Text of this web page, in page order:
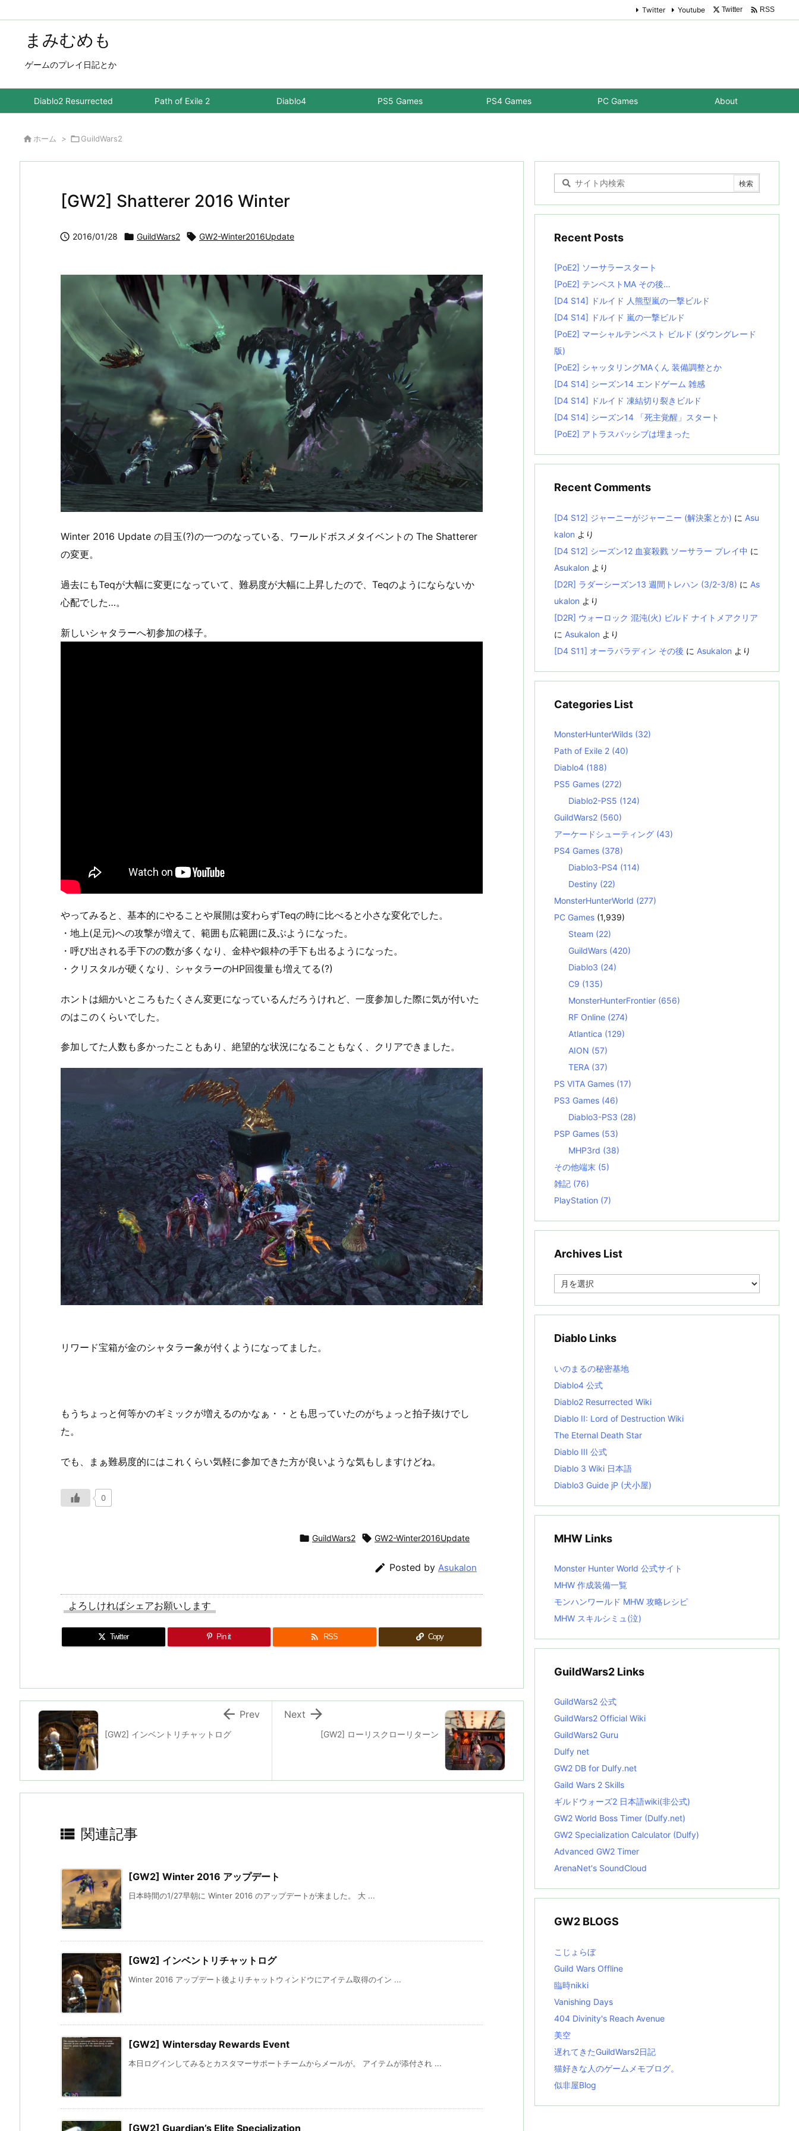
まみむめも
ゲームのプレイ日記とか
Diablo2 Resurrected Path of Exile 2 Diablo4 PS5 Games PS4 Games PC Games About
Twitter Youtube Twitter  RSS
 ホーム > GuildWars2
[GW2] Shatterer 2016 Winter
 2016/01/28  GuildWars2  GW2-Winter2016Update
Winter 2016 Update の目玉(?)の一つのなっている、ワールドボスメタイベントの The Shatterer
の変更。
過去にもTeqが大幅に変更になっていて、難易度が大幅に上昇したので、Teqのようにならないか
心配でした…。
新しいシャタラーへ初参加の様子。
やってみると、基本的にやることや展開は変わらずTeqの時に比べると小さな変化でした。
・地上(足元)への攻撃が増えて、範囲も広範囲に及ぶようになった。
・呼び出される手下のの数が多くなり、金枠や銀枠の手下も出るようになった。
・クリスタルが硬くなり、シャタラーのHP回復量も増えてる(?)
ホントは細かいところもたくさん変更になっているんだろうけれど、一度参加した際に気が付いた
のはこのくらいでした。
参加してた人数も多かったこともあり、絶望的な状況になることもなく、クリアできました。
リワード宝箱が金のシャタラー象が付くようになってました。
もうちょっと何等かのギミックが増えるのかなぁ・・とも思っていたのがちょっと拍子抜けでし
た。
でも、まぁ難易度的にはこれくらい気軽に参加できた方が良いような気もしますけどね。
0
 GuildWars2  GW2-Winter2016Update
 Posted by Asukalon
よろしければシェアお願いします
Twitter Pin it  RSS Copy
[GW2] ローリスクローリターン

Next
[GW2] インベントリチャットログ
 Prev
 関連記事
[GW2] Winter 2016 アップデート
日本時間の1/27早朝に Winter 2016 のアップデートが来ました。 大 ...
[GW2] インベントリチャットログ
Winter 2016 アップデート後よりチャットウィンドウにアイテム取得のイン ...
[GW2] Wintersday Rewards Event
本日ログインしてみるとカスタマーサポートチームからメールが。 アイテムが添付され ...
[GW2] Guardian’s Elite Specialization
Recent Posts
[PoE2] ソーサラースタート
[PoE2] テンペストMA その後…
[D4 S14] ドルイド 人熊型嵐の一撃ビルド
[D4 S14] ドルイド 嵐の一撃ビルド
[PoE2] マーシャルテンペスト ビルド (ダウングレード
版)
[PoE2] シャッタリングMAくん 装備調整とか
[D4 S14] シーズン14 エンドゲーム 雑感
[D4 S14] ドルイド 凍結切り裂きビルド
[D4 S14] シーズン14 「死主覚醒」スタート
[PoE2] アトラスパッシブは埋まった
Recent Comments
[D4 S12] ジャーニーがジャーニー (解決案とか) に Asu
kalon より
[D4 S12] シーズン12 血宴殺戮 ソーサラー プレイ中 に
Asukalon より
[D2R] ラダーシーズン13 週間トレハン (3/2-3/8) に As
ukalon より
[D2R] ウォーロック 混沌(火) ビルド ナイトメアクリア
に Asukalon より
[D4 S11] オーラパラディン その後 に Asukalon より
Categories List
MonsterHunterWilds (32)
Path of Exile 2 (40)
Diablo4 (188)
PS5 Games (272)
Diablo2-PS5 (124)
GuildWars2 (560)
アーケードシューティング (43)
PS4 Games (378)
Diablo3-PS4 (114)
Destiny (22)
MonsterHunterWorld (277)
PC Games (1,939)
Steam (22)
GuildWars (420)
Diablo3 (24)
C9 (135)
MonsterHunterFrontier (656)
RF Online (274)
Atlantica (129)
AION (57)
TERA (37)
PS VITA Games (17)
PS3 Games (46)
Diablo3-PS3 (28)
PSP Games (53)
MHP3rd (38)
その他端末 (5)
雑記 (76)
PlayStation (7)
Archives List
e
i
s
t
Diablo Links
いのまるの秘密基地
Diablo4 公式
Diablo2 Resurrected Wiki
Diablo II: Lord of Destruction Wiki
The Eternal Death Star
Diablo III 公式
Diablo 3 Wiki 日本語
Diablo3 Guide jP (犬小屋)
MHW Links
Monster Hunter World 公式サイト
MHW 作成装備一覧
モンハンワールド MHW 攻略レシピ
MHW スキルシミュ(泣)
GuildWars2 Links
GuildWars2 公式
GuildWars2 Official Wiki
GuildWars2 Guru
Dulfy net
GW2 DB for Dulfy.net
Gaild Wars 2 Skills
ギルドウォーズ2 日本語wiki(非公式)
GW2 World Boss Timer (Dulfy.net)
GW2 Specialization Calculator (Dulfy)
Advanced GW2 Timer
ArenaNet's SoundCloud
GW2 BLOGS
こじょらぼ
Guild Wars Offline
臨時nikki
Vanishing Days
404 Divinity's Reach Avenue
美空
遅れてきたGuildWars2日記
猫好きな人のゲームメモブログ。
似非屋Blog